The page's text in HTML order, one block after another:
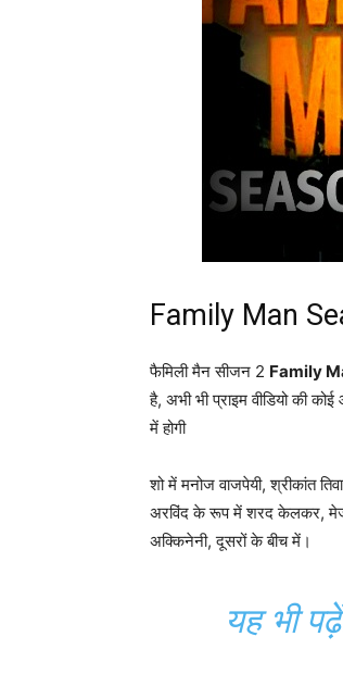
Family Man
फैमिली मैन सीजन 2 Family
है, अभी भी प्राइम वीडियो की
में होगी
शो में मनोज वाजपेयी, श्रीकांत
अरविंद के रूप में शरद केलकर,
अक्किनेनी, दूसरों के बीच में।
यह भी